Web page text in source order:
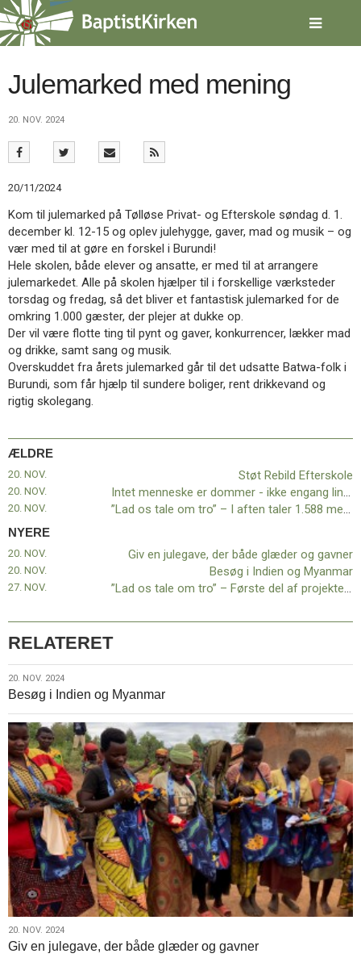
Spring
menu
over
tilbage
forsiden
2.0:
Nyheder
3.0:
Kalender
4.0:
Inspiration
5.0:
Værktøjskassen
6.0:
Mission
7.0:
Om
BaptistKirken
8.0:
Kontakt
9.0:
Forside
10.0:
Nyheder
11.0:
Kalender
12.0:
Inspiration
13.0:
Værktøjskassen
15.0:
Om
BaptistKirken
16.0:
Kontakt
Næste
indlæg:
Giv
en
julegave,
der
og
gavnerForrige
indlæg:
Støt
Rebild
Efterskole
Julemarked med mening
20. NOV. 2024
20/11/2024
Kom til julemarked på Tølløse Privat- og Efterskole søndag d. 1.
december kl. 12-15 og oplev julehygge, gaver, mad og musik – og
vær med til at gøre en forskel i Burundi!
Hele skolen, både elever og ansatte, er med til at arrangere
julemarkedet. Alle på skolen hjælper til i forskellige værksteder
torsdag og fredag, så det bliver et fantastisk julemarked for de
omkring 1.000 gæster, der plejer at dukke op.
Der vil være flotte ting til pynt og gaver, konkurrencer, lækker mad
og drikke, samt sang og musik.
Overskuddet fra årets julemarked går til det udsatte Batwa-folk i
Burundi, som får hjælp til sundere boliger, rent drikkevand og
rigtig skolegang.
ÆLDRE
20. NOV. Støt Rebild Efterskole
20. NOV. Intet menneske er dommer - ikke engang linjedommer - i Guds Rige!
20. NOV. ”Lad os tale om tro” – I aften taler 1.588 mennesker om tro i et udsolgt Musikhuset i Aarhus
NYERE
Giv en julegave, der både glæder og gavner
20. NOV.
Besøg i Indien og Myanmar
20. NOV.
”Lad os tale om tro” – Første del af projektet nærmer sig afslutningen
27. NOV.
RELATERET
20.
nov.
2024
20. NOV. 2024
Besøg i Indien og Myanmar
20.
nov.
20. NOV. 2024
Giv en julegave, der både glæder og gavner